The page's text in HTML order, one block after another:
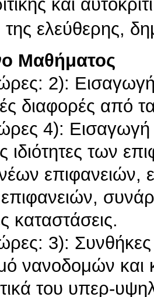
ελεύθερης,
Μαθήματος
2): Εισαγωγή
διαφορές από
4): Εισαγωγή
ιδιότητες των
επιφανειών,
καταστάσεις.
3):
νανοδομών
του υπερ-